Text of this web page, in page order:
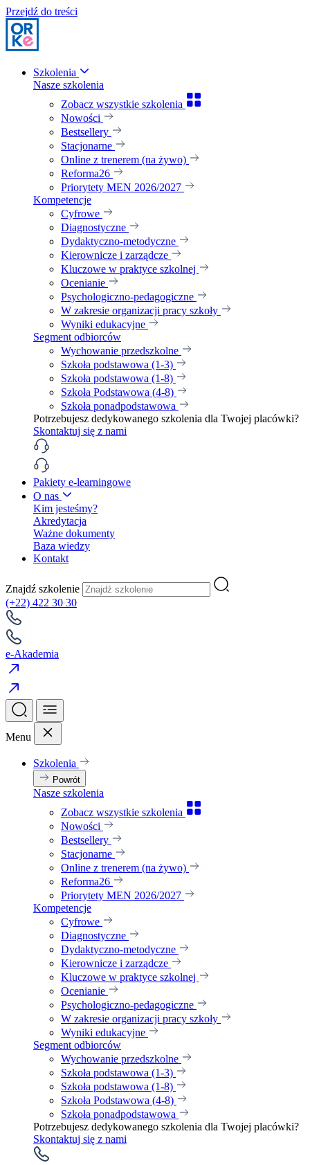
Przejdź do treści
Szkolenia
Nasze szkolenia
Zobacz wszystkie szkolenia
Nowości
Bestsellery
Stacjonarne
Online z trenerem (na żywo)
Reforma26
Priorytety MEN 2026/2027
Kompetencje
Cyfrowe
Diagnostyczne
Dydaktyczno-metodyczne
Kierownicze i zarządcze
Kluczowe w praktyce szkolnej
Ocenianie
Psychologiczno-pedagogiczne
W zakresie organizacji pracy szkoły
Wyniki edukacyjne
Segment odbiorców
Wychowanie przedszkolne
Szkoła podstawowa (1-3)
Szkoła podstawowa (1-8)
Szkoła Podstawowa (4-8)
Szkoła ponadpodstawowa
Potrzebujesz dedykowanego szkolenia dla Twojej placówki?
Skontaktuj się z nami
Pakiety e-learningowe
O nas
Kim jesteśmy?
Akredytacja
Ważne dokumenty
Baza wiedzy
Kontakt
Znajdź szkolenie
(+22) 422 30 30
e-Akademia
Menu
Szkolenia
Powrót
Nasze szkolenia
Zobacz wszystkie szkolenia
Nowości
Bestsellery
Stacjonarne
Online z trenerem (na żywo)
Reforma26
Priorytety MEN 2026/2027
Kompetencje
Cyfrowe
Diagnostyczne
Dydaktyczno-metodyczne
Kierownicze i zarządcze
Kluczowe w praktyce szkolnej
Ocenianie
Psychologiczno-pedagogiczne
W zakresie organizacji pracy szkoły
Wyniki edukacyjne
Segment odbiorców
Wychowanie przedszkolne
Szkoła podstawowa (1-3)
Szkoła podstawowa (1-8)
Szkoła Podstawowa (4-8)
Szkoła ponadpodstawowa
Potrzebujesz dedykowanego szkolenia dla Twojej placówki?
Skontaktuj się z nami